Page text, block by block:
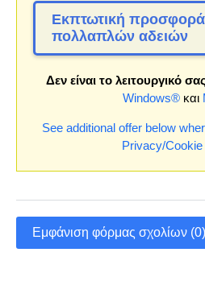
Εκπτωτική προσφορά
πολλαπλών αδειών
Δεν είναι το λειτουργικό
Windows® και
See additional offer below
Privacy/Cookie
Εμφάνιση φόρμας σχολίων (0)